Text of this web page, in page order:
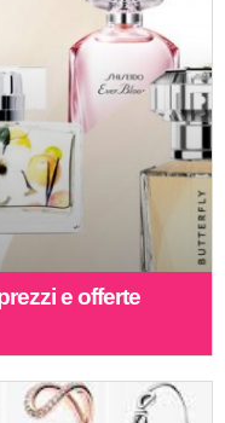
e offerte